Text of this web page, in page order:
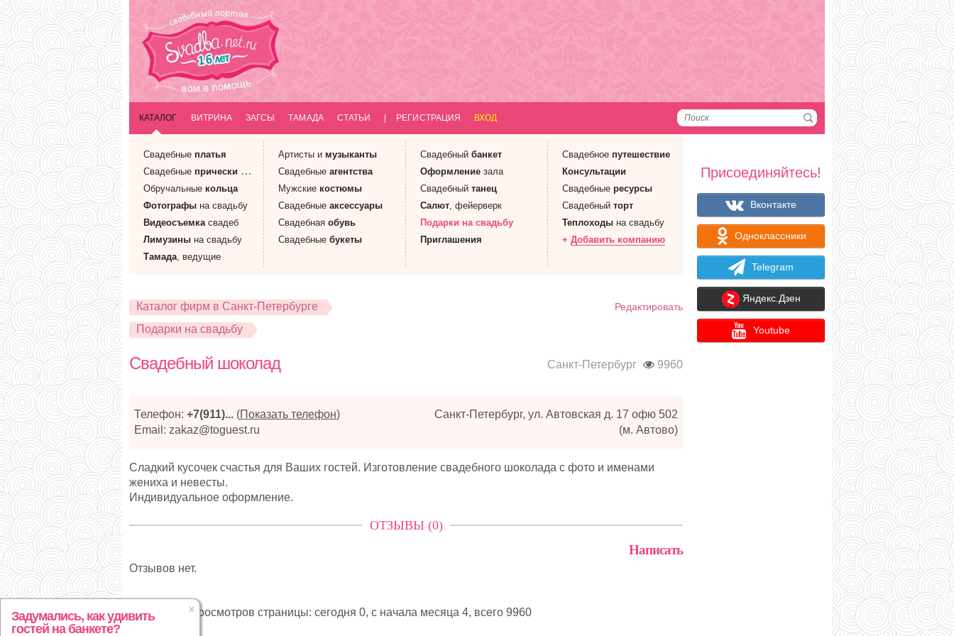
КАТАЛОГ ВИТРИНА ЗАГСЫ ТАМАДА СТАТЬИ РЕГИСТРАЦИЯ ВХОД
Свадебные платья
Свадебные прически
Обручальные кольца
Фотографы на свадьбу
Видеосъемкасвадеб
Лимузины на свадьбу
Тамада, ведущие
Артисты и музыканты
Свадебные агентства
Мужские костюмы
Свадебные аксессуары
Свадебная обувь
Свадебные букеты
Свадебный банкет
Оформление зала
Свадебный танец
Салют, фейерверк
Подарки на свадьбу
Приглашения
Свадебное путешествие
Консультации
Свадебные ресурсы
Свадебный торт
Теплоходы на свадьбу
+ Добавить компанию
Редактировать
Каталог фирм в Санкт-Петербурге
Подарки на свадьбу
Санкт-Петербург 9960
Свадебный шоколад
Телефон: +7(911)... (Показать телефон)
Email: zakaz@toguest.ru
Санкт-Петербург, ул. Автовская д. 17 офю 502
(м. Автово)
Сладкий кусочек счастья для Ваших гостей. Изготовление свадебного шоколада с фото и именами
жениха и невесты.
Индивидуальное оформление.
ОТЗЫВЫ (0)
Написать
Отзывов нет.
Статистика просмотров страницы: сегодня 0, с начала месяца 4, всего 9960
Задумались, как удивить
гостей на банкете?
Присоединяйтесь!
Вконтакте
Одноклассники
Telegram
Яндекс.Дзен
Youtube